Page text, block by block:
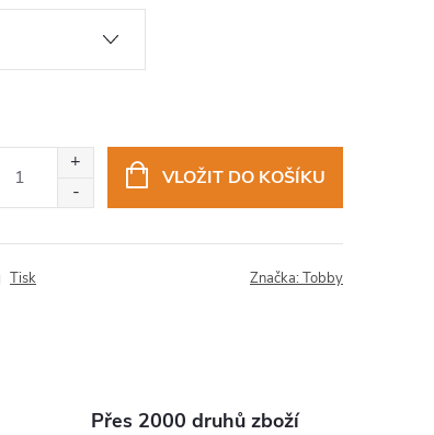
VLOŽIT DO KOŠÍKU
Tisk Značka:Tobby
Přes 2000 druhů zboží